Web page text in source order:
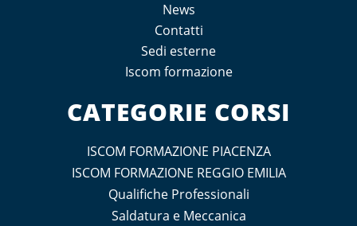
News
Contatti
Sedi esterne
Iscom formazione
CATEGORIE CORSI
ISCOM FORMAZIONE PIACENZA
ISCOM FORMAZIONE REGGIO EMILIA
Qualifiche Professionali
Saldatura e Meccanica